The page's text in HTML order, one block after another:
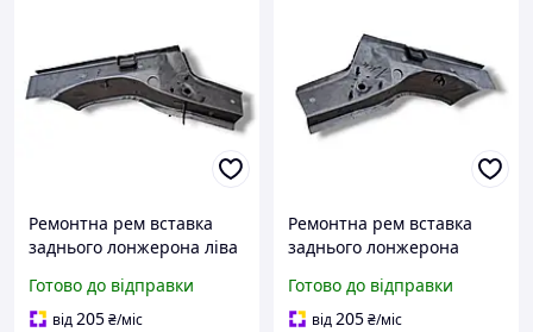
Ремонтна рем вставка
заднього лонжерона ліва
2109, 21099, 2113, 2114,
2115 Україна
Готово до відправки
від205₴/міс
Ремонтна рем вставка
заднього лонжерона
2108, 2109, 21099, 2113,
2114, 2115 Україна
Готово до відправки
від205₴/міс